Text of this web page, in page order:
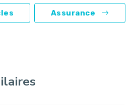
Assurance